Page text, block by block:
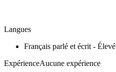
Langues
Français parlé et écrit - Élevé
ExpérienceAucune expérience